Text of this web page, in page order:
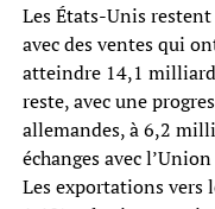
Les États-Unis
avec des ventes qui
atteindre 14,1
reste, avec une
allemandes, à 6,2
échanges avec
Les exportations vers